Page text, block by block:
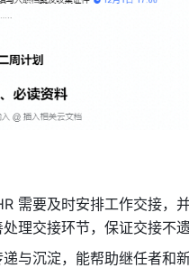
需要及时安排工作交接，
理交接环节，保证交接不
与沉淀，能帮助继任者和